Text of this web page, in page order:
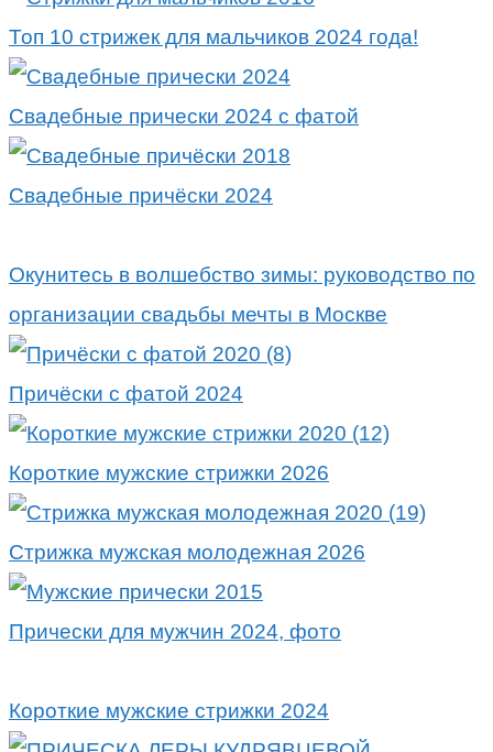
Топ 10 стрижек для мальчиков 2024 года!
Свадебные прически 2024 с фатой
Свадебные причёски 2024
Окунитесь в волшебство зимы: руководство по
организации свадьбы мечты в Москве
Причёски с фатой 2024
Короткие мужские стрижки 2026
Стрижка мужская молодежная 2026
Прически для мужчин 2024, фото
Короткие мужские стрижки 2024